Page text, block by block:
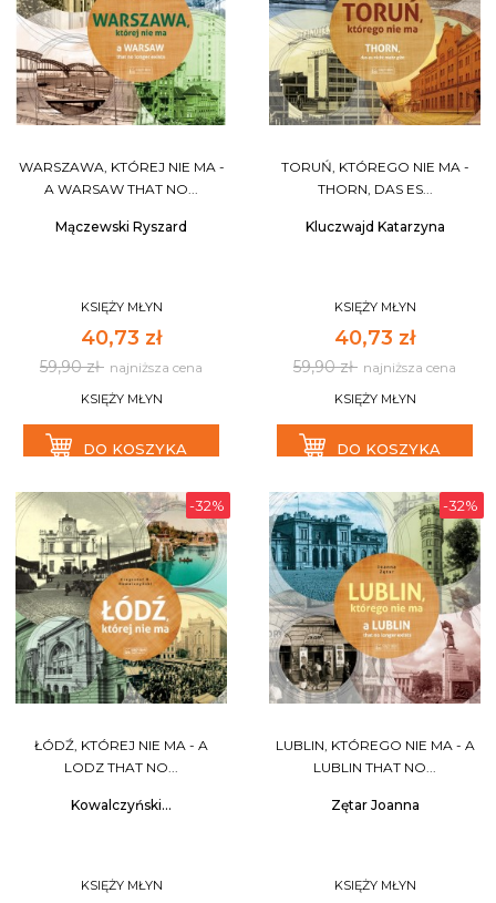
WARSZAWA, KTÓREJ NIE MA -
A WARSAW THAT NO...
Mączewski Ryszard
KSIĘŻY MŁYN
40,73 zł
59,90 zł najniższa cena
KSIĘŻY MŁYN
DO KOSZYKA
TORUŃ, KTÓREGO NIE MA -
THORN, DAS ES...
Kluczwajd Katarzyna
KSIĘŻY MŁYN
40,73 zł
59,90 zł najniższa cena
KSIĘŻY MŁYN
DO KOSZYKA
-32%
ŁÓDŹ, KTÓREJ NIE MA - A
LODZ THAT NO...
Kowalczyński...
KSIĘŻY MŁYN
-32%
LUBLIN, KTÓREGO NIE MA - A
LUBLIN THAT NO...
Zętar Joanna
KSIĘŻY MŁYN